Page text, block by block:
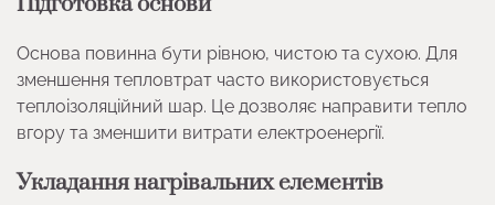
Основа повинна бути рівною, чистою та сухою. Для
зменшення тепловтрат часто використовується
теплоізоляційний шар. Це дозволяє направити тепло
вгору та зменшити витрати електроенергії.
Укладання нагрівальних елементів